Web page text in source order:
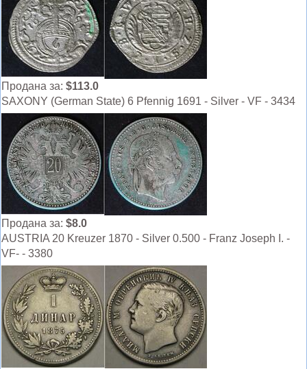
Продана за: $113.0
SAXONY (German State) 6 Pfennig 1691 - Silver - VF - 3434
Продана за: $8.0
AUSTRIA 20 Kreuzer 1870 - Silver 0.500 - Franz Joseph I. -
VF- - 3380